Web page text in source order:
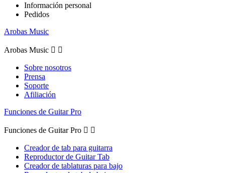
Información personal
Pedidos
Arobas Music
Arobas Music  
Sobre nosotros
Prensa
Soporte
Afiliación
Funciones de Guitar Pro
Funciones de Guitar Pro  
Creador de tab para guitarra
Reproductor de Guitar Tab
Creador de tablaturas para bajo